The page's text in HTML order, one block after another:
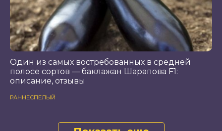
Один из самых востребованных в средней
полосе сортов — баклажан Шарапова F1:
описание, отзывы
РАННЕСПЕЛЫЙ